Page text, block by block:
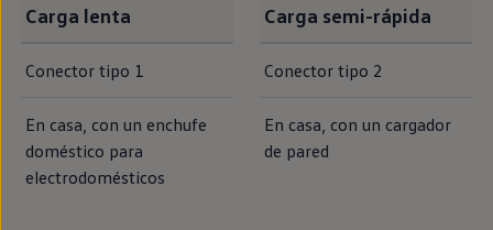
Carga lenta Carga semi-rápida
Conector tipo 1 Conector tipo 2
En casa, con un enchufe
doméstico para
electrodomésticos
En casa, con un cargador
de pared